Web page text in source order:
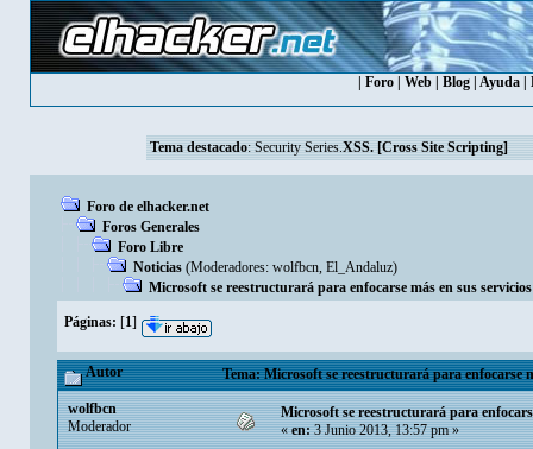
Foro Web Blog Ayuda
Tema destacado: Security Series.XSS. [Cross Site Scripting]
Foro de elhacker.net
Foros Generales
Foro Libre
Noticias (Moderadores: wolfbcn, El_Andaluz)
Microsoft se reestructurará para enfocarse más en sus servicios
Páginas: [1]
Autor Tema: Microsoft se reestructurará para enfocarse
wolfbcn
Moderador
Microsoft se reestructurará para
«en:3 Junio 2013, 13:57 pm »